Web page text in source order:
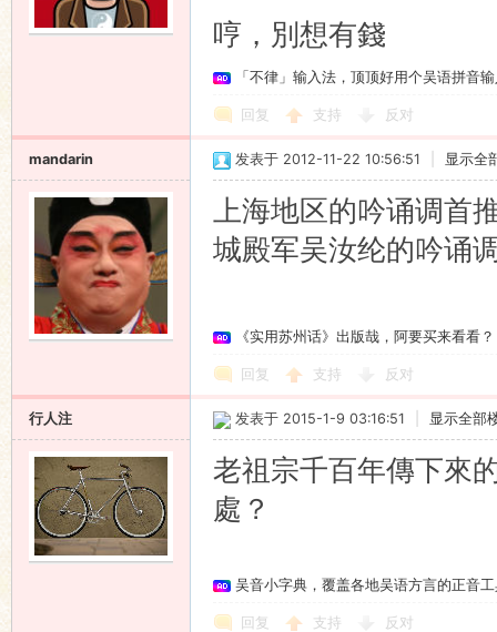
哼，別想有錢
「不律」输入法，顶顶好用个吴语拼音
回复 支持 反对
mandarin 发表于 2012-11-22 10:56:51 显示全
上海地区的吟诵调首
城殿军吴汝纶的吟诵
《实用苏州话》出版哉，阿要买来看看？
回复 支持 反对
行人注 发表于 2015-1-9 03:16:51 显示全部
老祖宗千百年傳下來
處？
吴音小字典，覆盖各地吴语方言的正音
回复 支持 反对